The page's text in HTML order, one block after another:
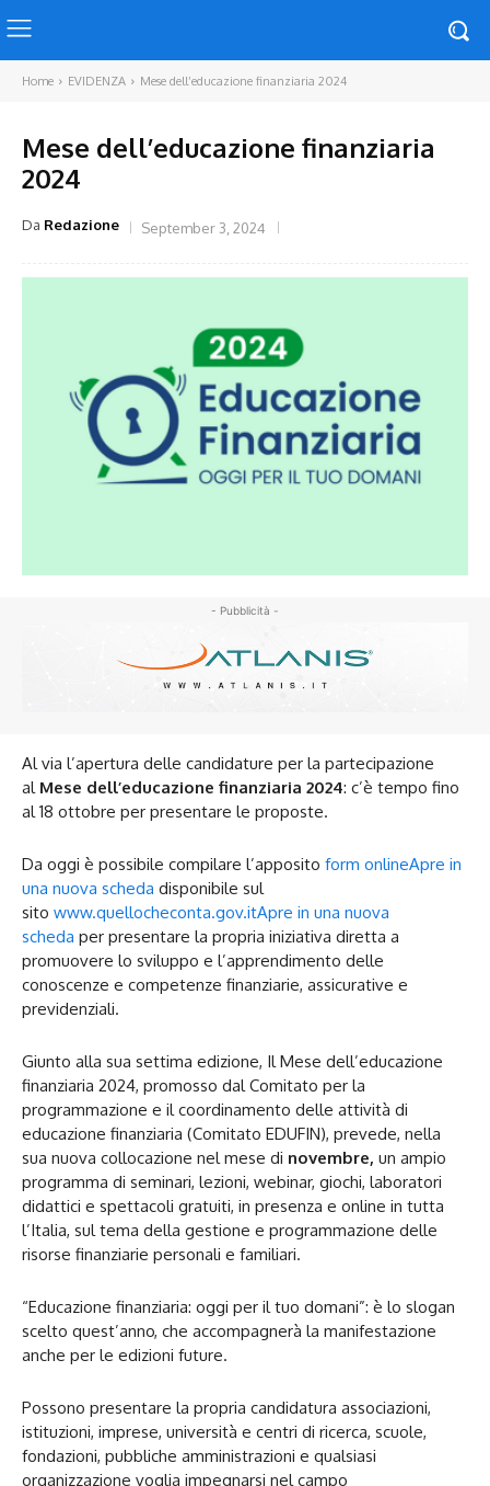
Home EVIDENZA Mese dell’educazione finanziaria 2024
Mese dell’educazione finanziaria
2024
Da Redazione September 3, 2024
- Pubblicità -
Al via l’apertura delle candidature per la partecipazione
al Mese dell’educazione finanziaria 2024: c’è tempo fino
al 18 ottobre per presentare le proposte.
Da oggi è possibile compilare l’apposito form onlineApre in
una nuova scheda disponibile sul
sito www.quellocheconta.gov.itApre in una nuova
scheda per presentare la propria iniziativa diretta a
promuovere lo sviluppo e l’apprendimento delle
conoscenze e competenze finanziarie, assicurative e
previdenziali.
Giunto alla sua settima edizione, Il Mese dell’educazione
finanziaria 2024, promosso dal Comitato per la
programmazione e il coordinamento delle attività di
educazione finanziaria (Comitato EDUFIN), prevede, nella
sua nuova collocazione nel mese di novembre, un ampio
programma di seminari, lezioni, webinar, giochi, laboratori
didattici e spettacoli gratuiti, in presenza e online in tutta
l’Italia, sul tema della gestione e programmazione delle
risorse finanziarie personali e familiari.
“Educazione finanziaria: oggi per il tuo domani”: è lo slogan
scelto quest’anno, che accompagnerà la manifestazione
anche per le edizioni future.
Possono presentare la propria candidatura associazioni,
istituzioni, imprese, università e centri di ricerca, scuole,
fondazioni, pubbliche amministrazioni e qualsiasi
organizzazione voglia impegnarsi nel campo